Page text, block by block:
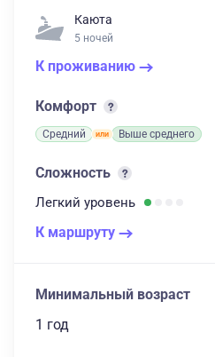
Каюта
5 ночей
К проживанию
Комфорт
Средний Выше среднего
Сложность
Легкий уровень
К маршруту
Минимальный возраст
1 год